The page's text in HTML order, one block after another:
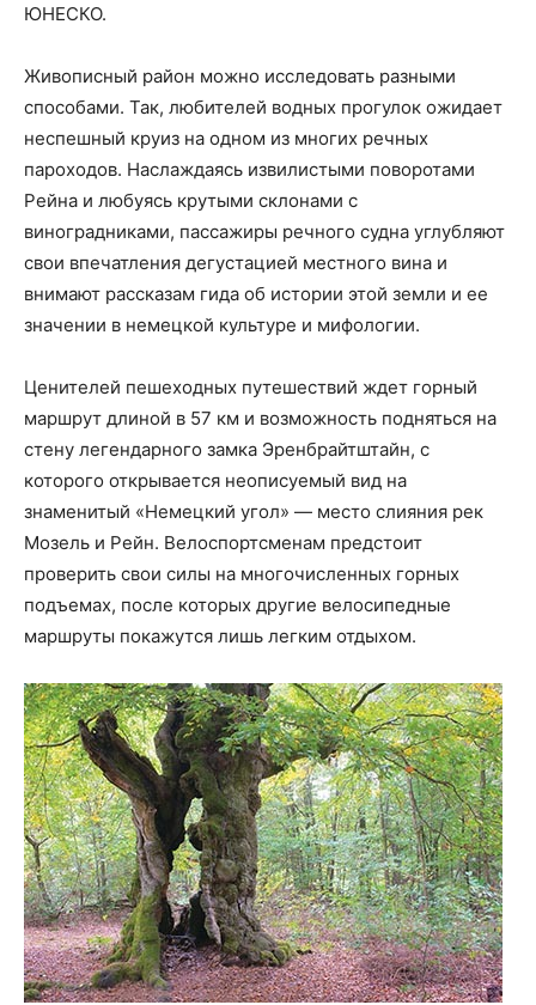
ЮНЕСКО.
Живописный район можно исследовать разными
способами. Так, любителей водных прогулок ожидает
неспешный круиз на одном из многих речных
пароходов. Наслаждаясь извилистыми поворотами
Рейна и любуясь крутыми склонами с
виноградниками, пассажиры речного судна углубляют
свои впечатления дегустацией местного вина и
внимают рассказам гида об истории этой земли и ее
значении в немецкой культуре и мифологии.
Ценителей пешеходных путешествий ждет горный
маршрут длиной в 57 км и возможность подняться на
стену легендарного замка Эрен­брайт­штайн, с
которого открывается неописуемый вид на
знаменитый «Немецкий угол» — место слияния рек
Мозель и Рейн. Велоспортсменам предстоит
проверить свои силы на многочисленных горных
подъемах, после которых другие велосипедные
маршруты покажутся лишь легким отдыхом.